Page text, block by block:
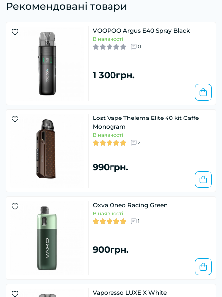
Рекомендовані товари
VOOPOO Argus E40 Spray Black
В наявності
0
1 300грн.
Lost Vape Thelema Elite 40 kit Caffe
Monogram
В наявності
2
990грн.
Oxva Oneo Racing Green
В наявності
1
900грн.
Vaporesso LUXE X White